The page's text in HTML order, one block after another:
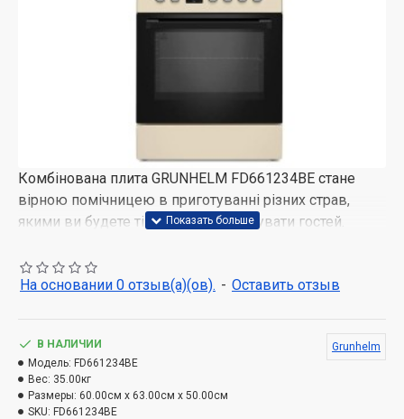
Комбінована плита GRUNHELM FD661234BE стане
вірною помічницею в приготуванні різних страв,
якими ви будете тішити сім'ю і дивувати гостей.
завдяки якому вона відмінно впишеться в інтер'єр
будь-якої кухні. Ергономічні елементи управління
На основании 0 отзыв(а)(ов). - Оставить отзыв
В НАЛИЧИИ
Модель: FD661234BE
Вес: 35.00кг
Размеры: 60.00см x 63.00см x 50.00см
SKU: FD661234BE
Grunhelm